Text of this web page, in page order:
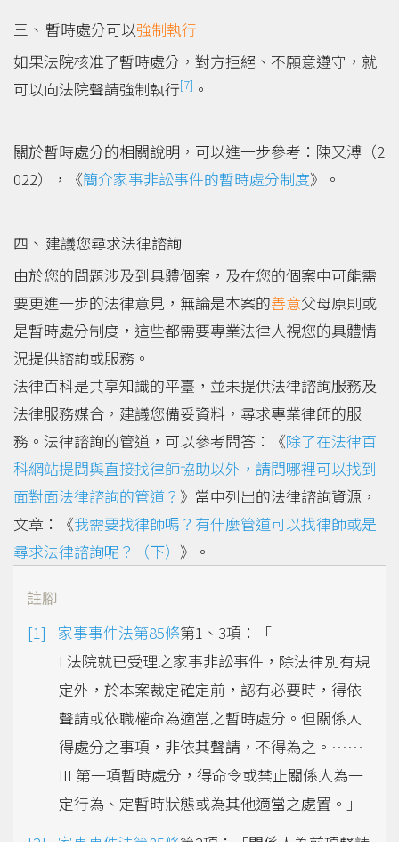
暫時處分可以強制執行
如果法院核准了暫時處分，對方拒絕、不願意遵守，就
可以向法院聲請強制執行[7] 。
關於暫時處分的相關說明，可以進一步參考：陳又溥（2
022），《簡介家事非訟事件的暫時處分制度》。
建議您尋求法律諮詢
由於您的問題涉及到具體個案，及在您的個案中可能需
要更進一步的法律意見，無論是本案的善意父母原則或
是暫時處分制度，這些都需要專業法律人視您的具體情
況提供諮詢或服務。
法律百科是共享知識的平臺，並未提供法律諮詢服務及
法律服務媒合，建議您備妥資料，尋求專業律師的服
務。法律諮詢的管道，可以參考問答：《除了在法律百
科網站提問與直接找律師協助以外，請問哪裡可以找到
面對面法律諮詢的管道？ 》當中列出的法律諮詢資源，
文章：《我需要找律師嗎？有什麼管道可以找律師或是
尋求法律諮詢呢？（下） 》。
註腳
家事事件法第85條第1、3項：「
I 法院就已受理之家事非訟事件，除法律別有規
定外，於本案裁定確定前，認有必要時，得依
聲請或依職權命為適當之暫時處分。但關係人
得處分之事項，非依其聲請，不得為之。……
III 第一項暫時處分，得命令或禁止關係人為一
定行為、定暫時狀態或為其他適當之處置。」